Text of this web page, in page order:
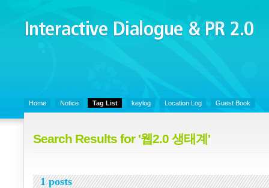
Interactive Dialogue &
PR 2.0
Home Notice Tag List keylog Location Log Guest Book
Search Results for '웹2.0 생태계'
1 posts